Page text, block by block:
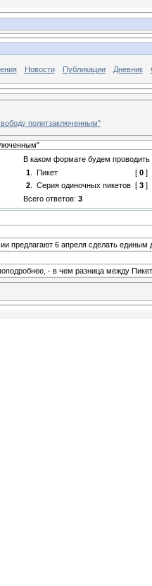
Новости Публикации Дневник
политзаключенным"
В каком формате будем
1
Пикет [ 0 ]
2
Серия одиночных пикетов [ 3 ]
Всего ответов: 3
предлагают 6 апреля сделать
- в чем разница между